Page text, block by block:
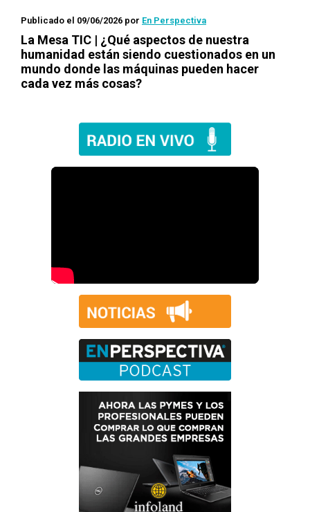
Publicado el 09/06/2026 por En Perspectiva
La Mesa TIC | ¿Qué aspectos de nuestra
humanidad están siendo cuestionados en un
mundo donde las máquinas pueden hacer
cada vez más cosas?